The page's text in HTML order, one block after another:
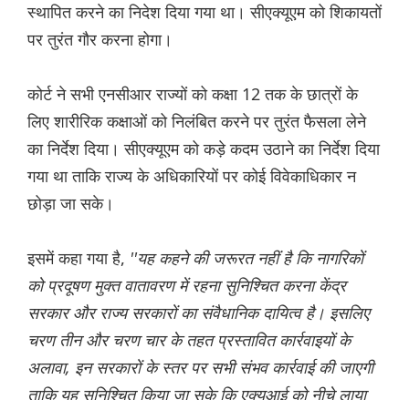
स्थापित करने का निदेश दिया गया था। सीएक्यूएम को शिकायतों
पर तुरंत गौर करना होगा।
कोर्ट ने सभी एनसीआर राज्यों को कक्षा 12 तक के छात्रों के
लिए शारीरिक कक्षाओं को निलंबित करने पर तुरंत फैसला लेने
का निर्देश दिया। सीएक्यूएम को कड़े कदम उठाने का निर्देश दिया
गया था ताकि राज्य के अधिकारियों पर कोई विवेकाधिकार न
छोड़ा जा सके।
इसमें कहा गया है, ''यह कहने की जरूरत नहीं है कि नागरिकों
को प्रदूषण मुक्त वातावरण में रहना सुनिश्चित करना केंद्र
सरकार और राज्य सरकारों का संवैधानिक दायित्व है। इसलिए
चरण तीन और चरण चार के तहत प्रस्तावित कार्रवाइयों के
अलावा, इन सरकारों के स्तर पर सभी संभव कार्रवाई की जाएगी
ताकि यह सुनिश्चित किया जा सके कि एक्यूआई को नीचे लाया